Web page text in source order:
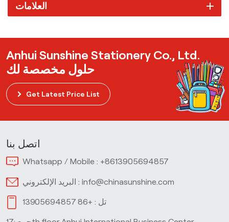
العلامات
Anhui Sunshine Stationery Co., Ltd.
حلول مخصصة لك
Get Latest Price List
اتصل بنا
Whatsapp / Mobile : +8613905694857
البريد الإلكتروني : info@chinasunshine.com
تل : +86 13905694857